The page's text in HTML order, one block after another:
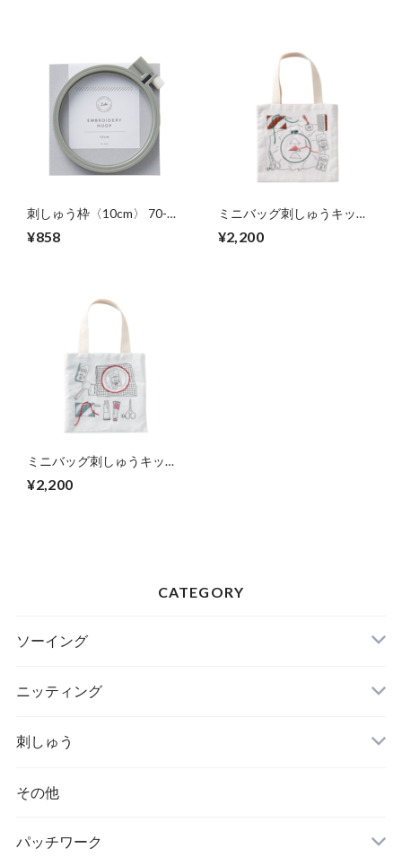
刺しゅう枠〈10cm〉 70-
¥858
ミニバッグ刺しゅうキット
¥2,200
ミニバッグ刺しゅうキット
¥2,200
CATEGORY
ソーイング
ニッティング
刺しゅう
その他
パッチワーク